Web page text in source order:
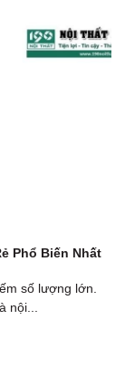
Phổ Biến Nhất
số lượng lớn.
nội...